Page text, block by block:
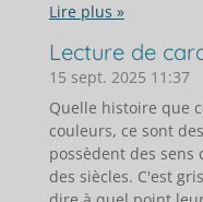
Lire plus »
Lecture de
15 sept. 2025 11:37
Quelle histoire que
couleurs, ce sont
possèdent des sens
des siècles. C'est